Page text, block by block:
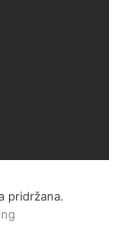
pridržana.